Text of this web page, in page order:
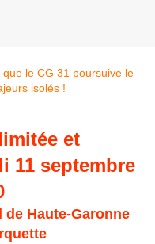
et
11 septembre
Haute-Garonne